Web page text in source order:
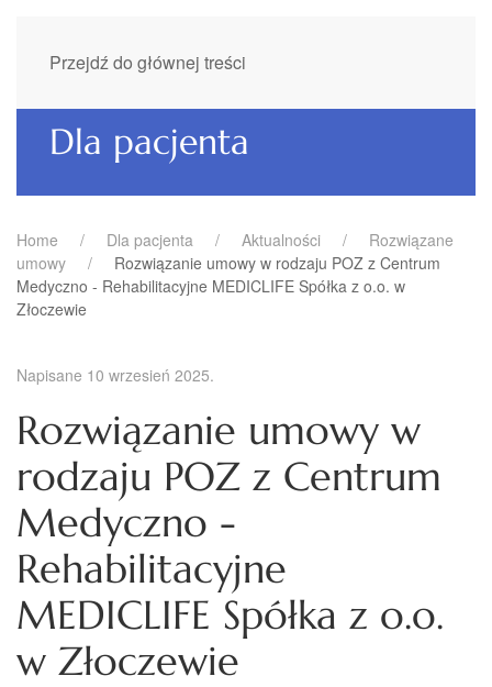
Przejdź do głównej treści
Dla pacjenta
Home Dla pacjenta Aktualności
Rozwiązane
umowy
Rozwiązanie umowy w rodzaju POZ z Centrum
Medyczno - Rehabilitacyjne MEDICLIFE Spółka z o.o. w
Złoczewie
Napisane 10 wrzesień 2025.
Rozwiązanie umowy w
rodzaju POZ z Centrum
Medyczno -
Rehabilitacyjne
MEDICLIFE Spółka z o.o.
w Złoczewie